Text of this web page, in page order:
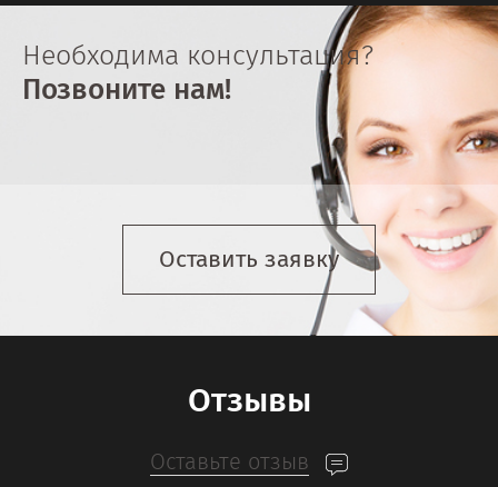
Необходима консультация?
Позвоните нам!
Оставить заявку
Отзывы
Оставьте отзыв